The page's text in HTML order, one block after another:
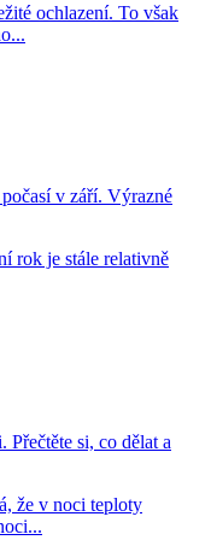
ochlazení. To však
v září. Výrazné
rok je stále relativně
si, co dělat a
že v noci teploty